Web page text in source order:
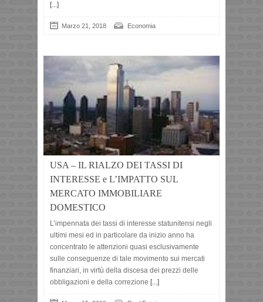
[...]
Marzo 21, 2018 Economia
USA – IL RIALZO DEI TASSI DI
INTERESSE e L’IMPATTO SUL
MERCATO IMMOBILIARE
DOMESTICO
L’impennata dei tassi di interesse statunitensi negli
ultimi mesi ed in particolare da inizio anno ha
concentrato le attenzioni quasi esclusivamente
sulle conseguenze di tale movimento sui mercati
finanziari, in virtù della discesa dei prezzi delle
obbligazioni e della correzione [...]